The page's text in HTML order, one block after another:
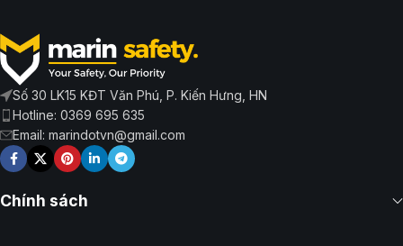
Số 30 LK15 KĐT Văn Phú, P. Kiến Hưng, HN
Hotline: 0369 695 635
Email: marindotvn@gmail.com
Chính sách